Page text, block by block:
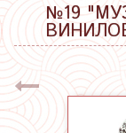
№19